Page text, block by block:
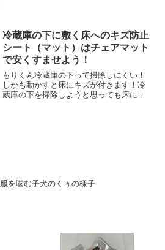
た。学校の校...
冷蔵庫の下に敷く床へのキズ防止
シート（マット）はチェアマット
で安くすませよう！
もりくん冷蔵庫の下って掃除しにくい！
しかも動かすと床にキズが付きます！冷
蔵庫の下を掃除しようと思っても床にキ
服を噛む子犬のくぅの様子